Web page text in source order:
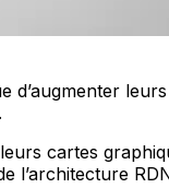
d’augmenter
cartes
l’architecture